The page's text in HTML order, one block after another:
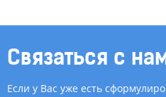
Связаться с
Если у Вас уже есть